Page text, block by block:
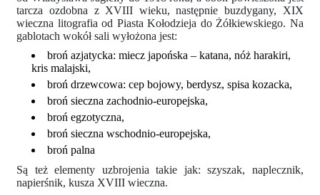
tarcza ozdobna z XVIII wieku, następnie buzdygany, XIX
wieczna litografia od Piasta Kołodzieja do Żółkiewskiego. Na
gablotach wokół sali wyłożona jest:
broń azjatycka: miecz japońska – katana, nóż harakiri,
kris malajski,
broń drzewcowa: cep bojowy, berdysz, spisa kozacka,
broń sieczna zachodnio-europejska,
broń egzotyczna,
broń sieczna wschodnio-europejska,
broń palna
Są też elementy uzbrojenia takie jak: szyszak, naplecznik,
napierśnik, kusza XVIII wieczna.